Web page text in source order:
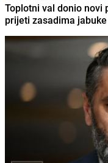
Toplotni val donio novi
prijeti zasadima jabuke